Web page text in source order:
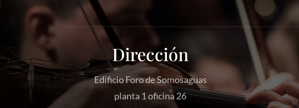
Dirección
Edificio Foro de Somosaguas
planta 1 oficina 26